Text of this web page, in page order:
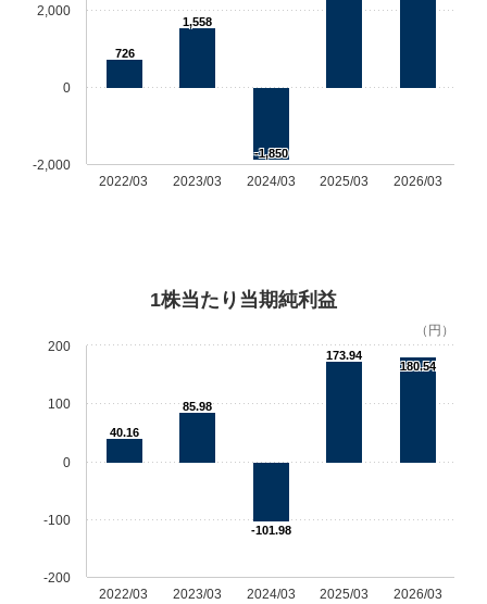
726
1,558
-1,850
2022/03 2023/03 2024/03 2025/03 2026/03
-2,000
0
2,000
（円）
1株当たり当期純利益
40.16
85.98
-101.98
173.94
180.54
2022/03 2023/03 2024/03 2025/03 2026/03
-200
-100
0
100
200